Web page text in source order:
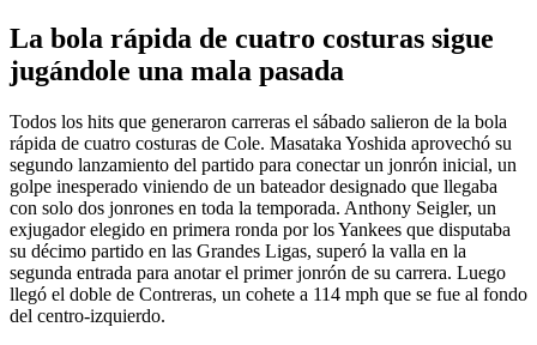
La bola rápida de cuatro costuras sigue
jugándole una mala pasada
Todos los hits que generaron carreras el sábado salieron de la bola
rápida de cuatro costuras de Cole. Masataka Yoshida aprovechó su
segundo lanzamiento del partido para conectar un jonrón inicial, un
golpe inesperado viniendo de un bateador designado que llegaba
con solo dos jonrones en toda la temporada. Anthony Seigler, un
exjugador elegido en primera ronda por los Yankees que disputaba
su décimo partido en las Grandes Ligas, superó la valla en la
segunda entrada para anotar el primer jonrón de su carrera. Luego
llegó el doble de Contreras, un cohete a 114 mph que se fue al fondo
del centro-izquierdo.